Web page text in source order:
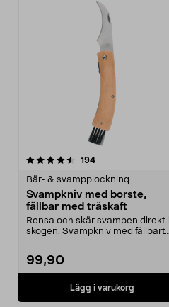
194recensioner
Bär- & svampplockning
Svampkniv med borste,
fällbar med träskaft
Rensa och skär svampen direkt i
skogen. Svampkniv med fällbart
99,90
Lägg i varukorg
5.0 av 5 stjärnor